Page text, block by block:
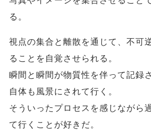
る。
視点の集合と離散を通じて、不可
ることを自覚させられる。
瞬間と瞬間が物質性を伴って記録
自体も風景にされて行く。
そういったプロセスを感じながら
て行くことが好きだ。